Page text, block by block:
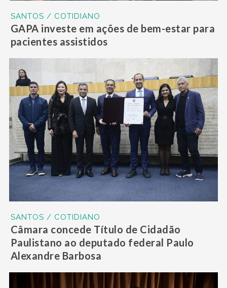
SANTOS / COTIDIANO
GAPA investe em ações de bem-estar para
pacientes assistidos
SANTOS / COTIDIANO
Câmara concede Título de Cidadão
Paulistano ao deputado federal Paulo
Alexandre Barbosa